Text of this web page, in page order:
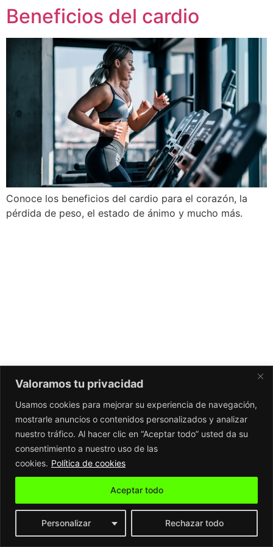
Valoramos tu privacidad
Usamos cookies para mejorar su experiencia de navegación,
mostrarle anuncios o contenidos personalizados y analizar
nuestro tráfico. Al hacer clic en “Aceptar todo” usted da su
consentimiento a nuestro uso de las
cookies. Política de cookies
Personalizar Rechazar todo
Aceptar todo
al
contenido
Beneficios del cardio
Conoce los beneficios del cardio para el corazón, la
pérdida de peso, el estado de ánimo y mucho más.